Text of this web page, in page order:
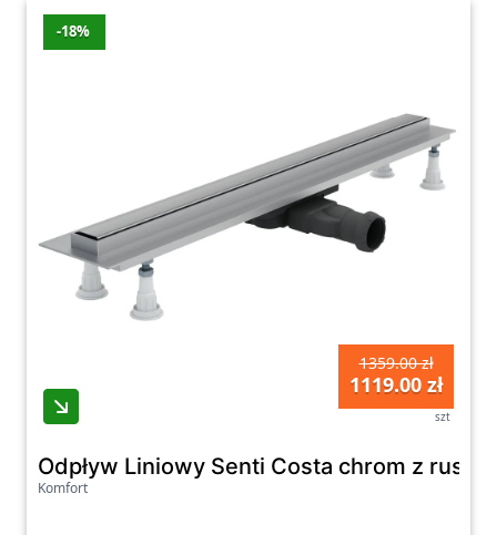
-18%
1359.00 zł
1119.00 zł
szt
Odpływ Liniowy Senti Costa chrom z
Komfort